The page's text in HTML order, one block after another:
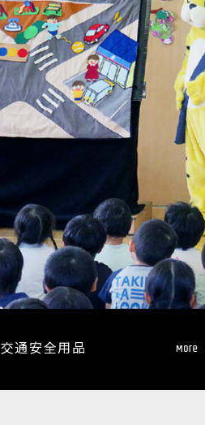
交通安全用品